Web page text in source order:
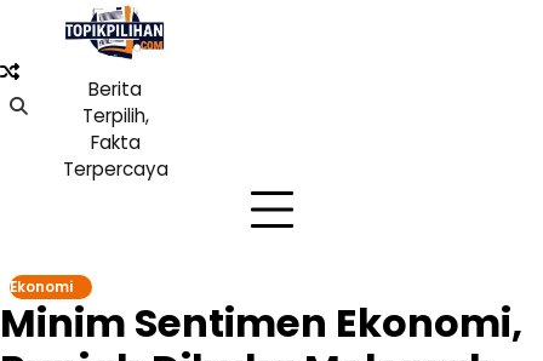
content
Berita
Terpilih,
Fakta
Terpercaya
Ekonomi
Minim Sentimen Ekonomi,